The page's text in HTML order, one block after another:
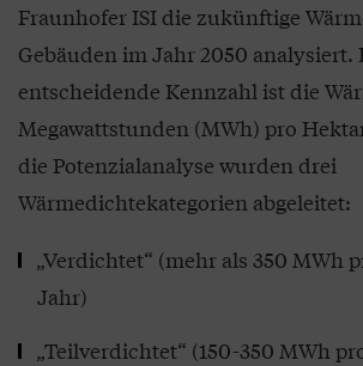
Fraunhofer ISI die zukünftige
Gebäuden im Jahr 2050 analysiert.
entscheidende Kennzahl ist die
Megawattstunden (MWh) pro
die Potenzialanalyse wurden drei
Wärmedichtekategorien abgeleitet:
„Verdichtet“ (mehr als 350 MWh
Jahr)
„Teilverdichtet“ (150-350 MWh